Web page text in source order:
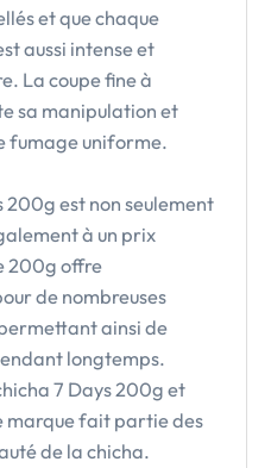
et que chaque
aussi intense et
La coupe fine à
sa manipulation et
fumage uniforme.
200g est non seulement
à un prix
200g offre
de nombreuses
ainsi de
longtemps.
7 Days 200g et
marque fait partie des
de la chicha.